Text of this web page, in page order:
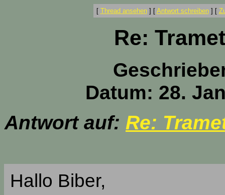
[ Thread ansehen] [ Antwort schreiben] [
Re:
Datum: 28.
Antwort auf: Re:
Hallo Biber,